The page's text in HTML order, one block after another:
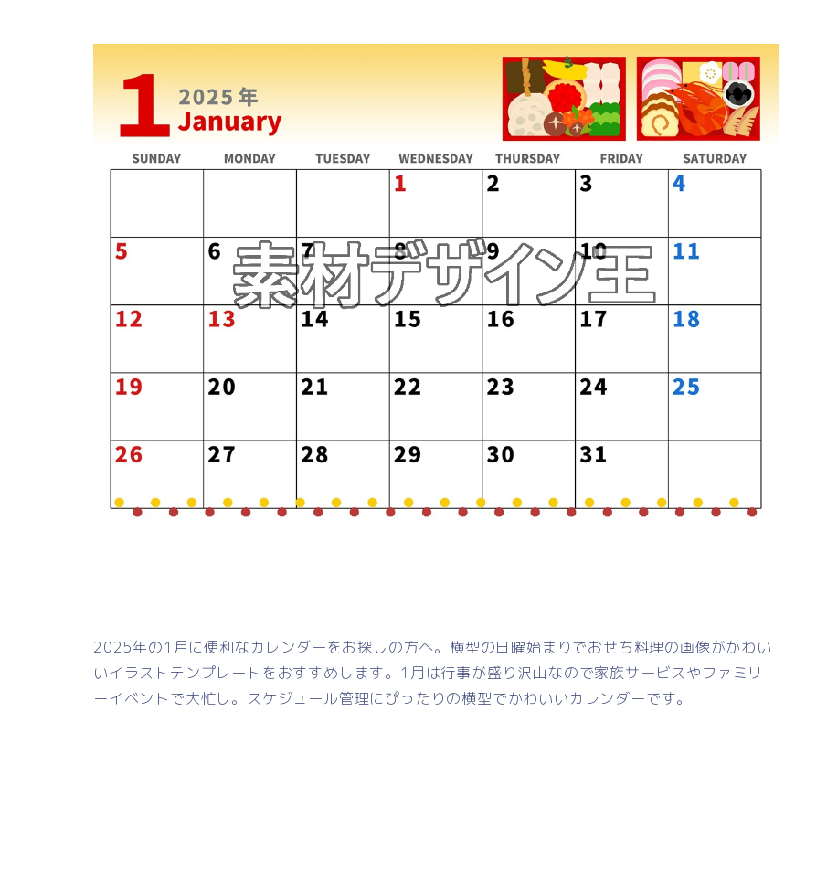
2025年の1月に便利なカレンダーをお探しの方へ。横型の日曜始まりでおせち料理の画像がかわい
いイラストテンプレートをおすすめします。1月は行事が盛り沢山なので家族サービスやファミリ
ーイベントで大忙し。スケジュール管理にぴったりの横型でかわいいカレンダーです。